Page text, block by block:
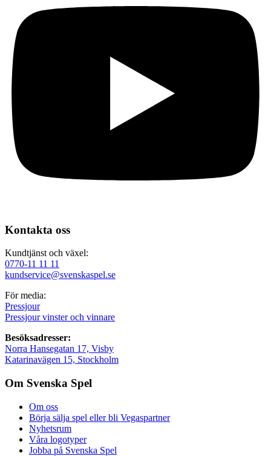
Kontakta oss
Kundtjänst och växel:
0770-11 11 11
kundservice@svenskaspel.se
För media:
Pressjour
Pressjour vinster och vinnare
Besöksadresser:
Norra Hansegatan 17, Visby
Katarinavägen 15, Stockholm
Om Svenska Spel
Om oss
Börja sälja spel eller bli Vegaspartner
Nyhetsrum
Våra logotyper
Jobba på Svenska Spel